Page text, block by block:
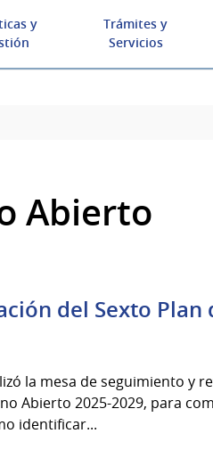
y
Trámites y
Servicios
Abierto
del Sexto
la mesa de seguimiento y
Abierto 2025-2029, para
identificar...